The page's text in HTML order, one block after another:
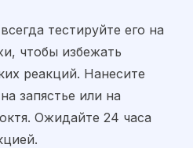
тестируйте его на
чтобы избежать
реакций. Нанесите
запястье или на
Ожидайте 24 часа